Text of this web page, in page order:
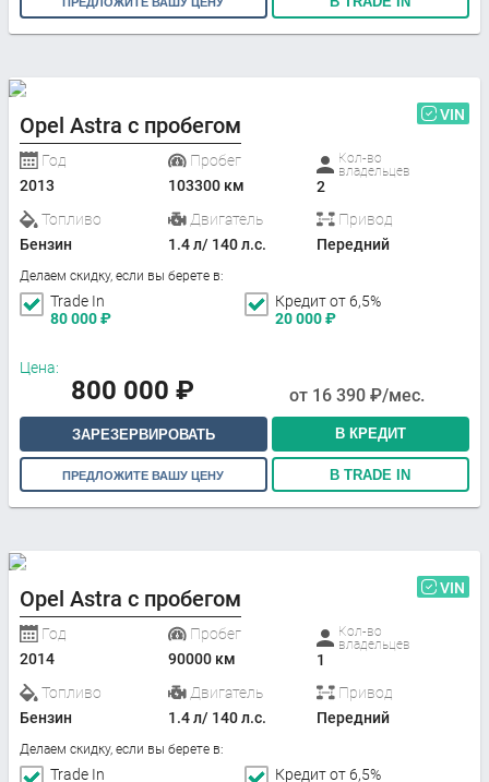
Opel Astra с пробегом VIN
Год
2013
Пробег
103300 км
Кол-во
владельцев
2
Топливо
Бензин
Двигатель
1.4 л/ 140 л.с.
Привод
Передний
Делаем скидку, если вы берете в:
Trade In
80 000₽
Кредит от 6,5%
20 000₽
Цена:
800 000 ₽ от 16 390 ₽/мес.
ЗАРЕЗЕРВИРОВАТЬ В КРЕДИТ
ПРЕДЛОЖИТЕ ВАШУ ЦЕНУ В TRADE IN
Opel Astra с пробегом VIN
Год
2014
Пробег
90000 км
Кол-во
владельцев
1
Топливо
Бензин
Двигатель
1.4 л/ 140 л.с.
Привод
Передний
Делаем скидку, если вы берете в:
Trade In
Кредит от 6,5%